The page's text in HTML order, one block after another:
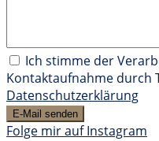
Ich stimme der
Kontaktaufnahme durch
Datenschutzerklärung
Folge mir auf Instagram